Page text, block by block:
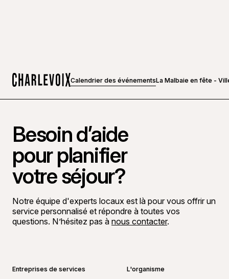
Calendrier des événementsLa Malbaie en fête -
Besoin d’aide
pour planifier
votre séjour?
Notre équipe d'experts locaux est là pour vous offrir un
service personnalisé et répondre à toutes vos
questions. N’hésitez pas à nous contacter.
Entreprises de services L'organisme